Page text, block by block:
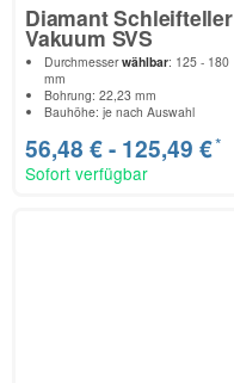
Diamant Schleifteller
Vakuum SVS
Durchmesserwählbar: 125 - 180
mm
Bohrung: 22,23 mm
Bauhöhe: je nach Auswahl
56,48 € - 125,49 €*
Sofort verfügbar